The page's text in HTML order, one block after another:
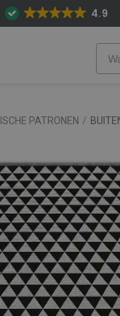
4.9
PATRONEN /